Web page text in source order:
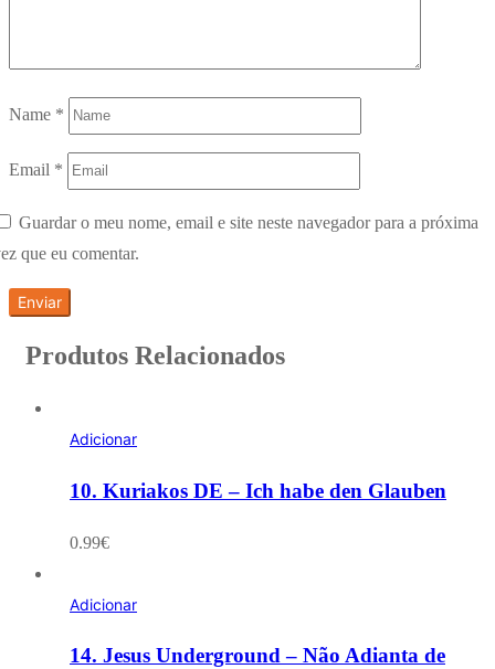
Name *
Email *
Guardar o meu nome, email e site neste navegador para a próxima
que eu comentar.
Produtos Relacionados
Adicionar
10. Kuriakos DE – Ich habe den Glauben
0.99€
Adicionar
14. Jesus Underground – Não Adianta de